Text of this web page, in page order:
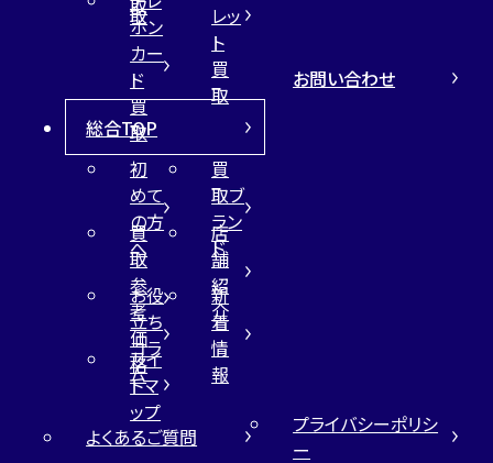
取
レッ
ト
買
取
ホン
カー
ド
買
取
総合TOP
初
めて
の方
へ
買
取ブ
ラン
ド
買
取
参
考
価
格
店
舗
紹
介
お役
立ち
コラ
ム
新
着
情
報
サイ
トマ
ップ
お問い合わせ
よくあるご質問
プライバシーポリシ
ー